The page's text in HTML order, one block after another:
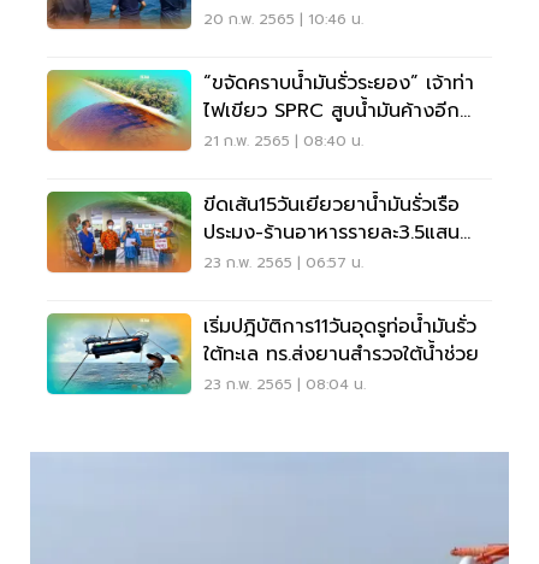
รำพึง
20 ก.พ. 2565 | 10:46 น.
“ขจัดคราบน้ำมันรั่วระยอง” เจ้าท่า
ไฟเขียว SPRC สูบน้ำมันค้างอีก
12,000 ลิตร
21 ก.พ. 2565 | 08:40 น.
ขีดเส้น15วันเยียวยาน้ำมันรั่วเรือ
ประมง-ร้านอาหารรายละ3.5แสน
บาท
23 ก.พ. 2565 | 06:57 น.
เริ่มปฎิบัติการ11วันอุดรูท่อน้ำมันรั่ว
ใต้ทะเล ทร.ส่งยานสำรวจใต้น้ำช่วย
23 ก.พ. 2565 | 08:04 น.